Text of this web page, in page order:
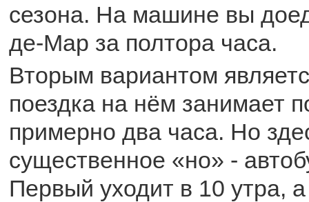
сезона. На машине вы
де-Мар за полтора часа.
Вторым вариантом
поездка на нём занимает
примерно два часа. Но
существенное «но» -
Первый уходит в 10 утра,